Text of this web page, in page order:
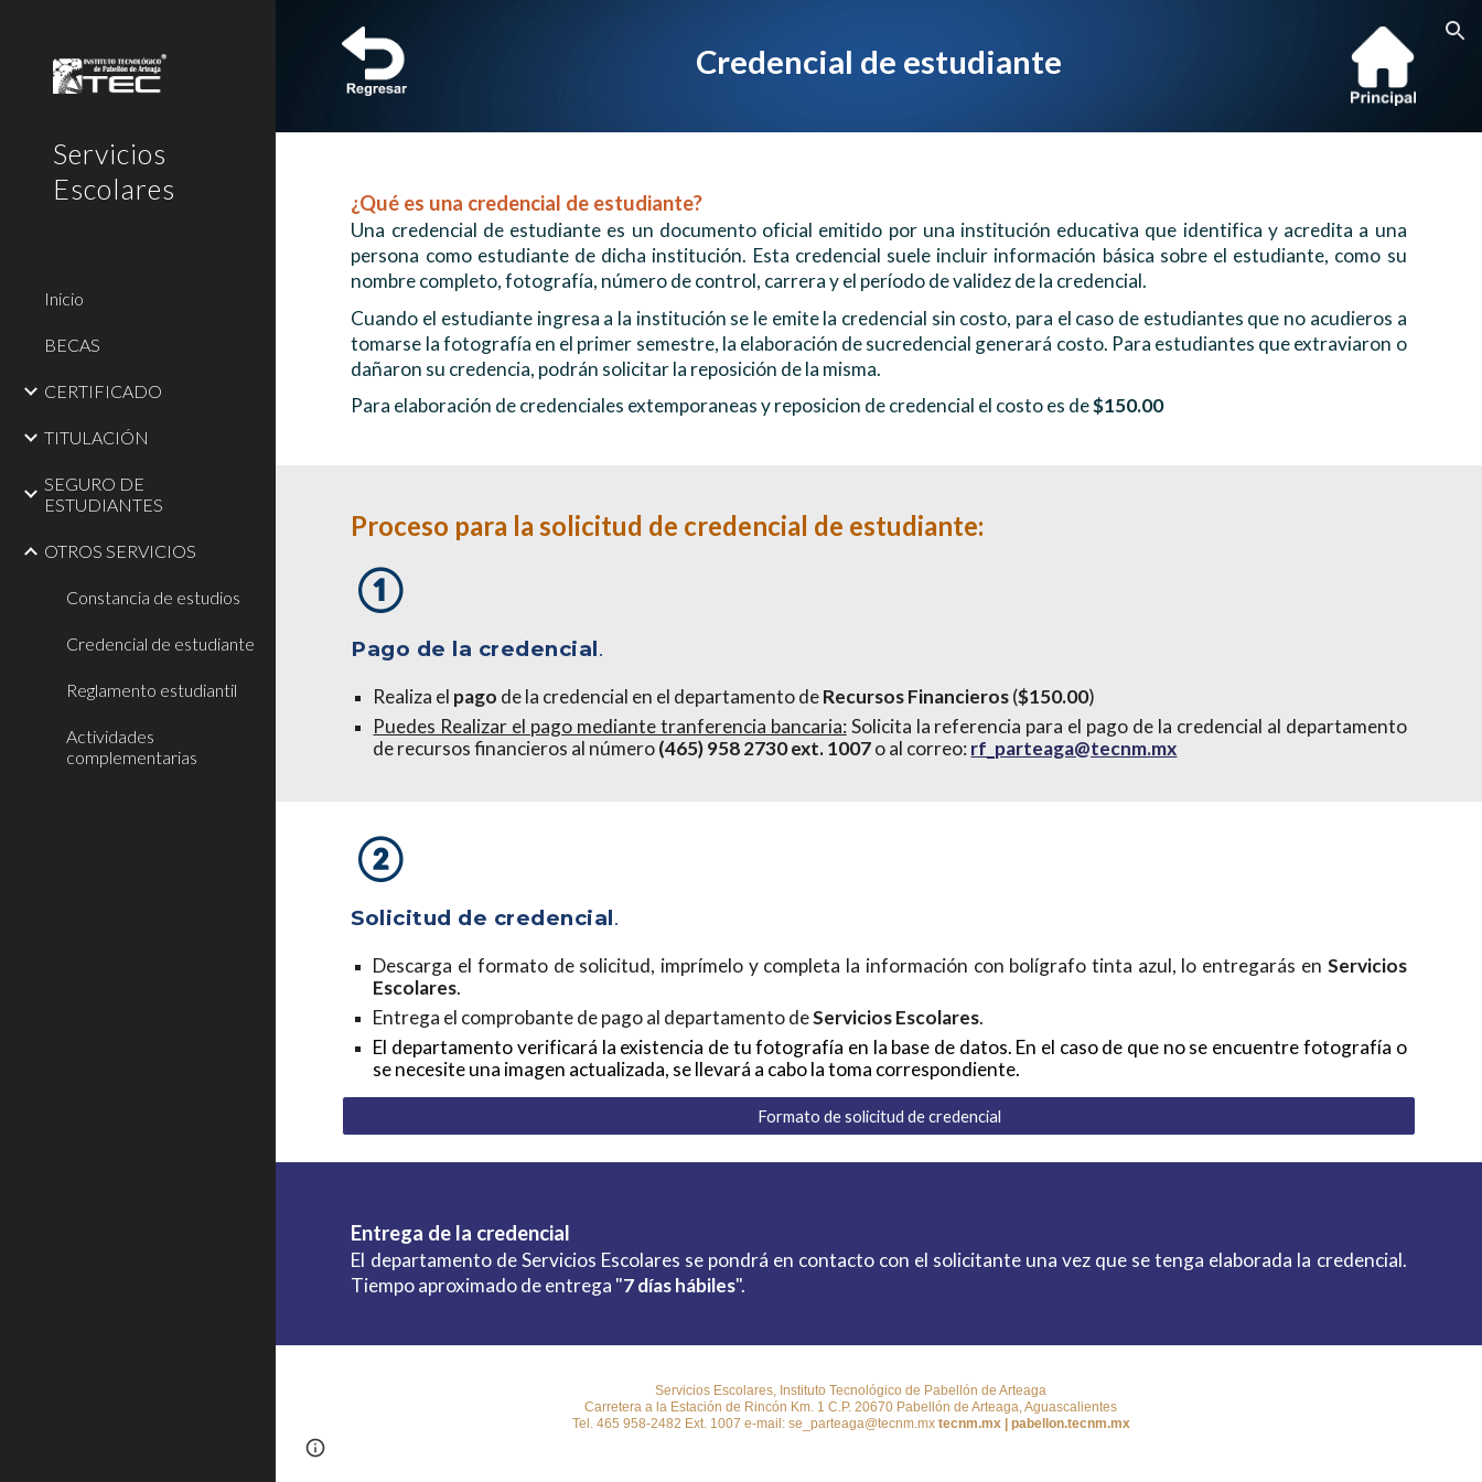
Servicios
Escolares
Inicio
BECAS
CERTIFICADO
TITULACIÓN
SEGURO DE
ESTUDIANTES
OTROS SERVICIOS
Constancia de estudios
Credencial de estudiante
Reglamento estudiantil
Actividades
complementarias
Credencial de estudiante
¿Qué es una credencial de estudiante?
Una credencial de estudiante es un documento oficial emitido por una institución educativa que identifica y acredita a una
persona como estudiante de dicha institución. Esta credencial suele incluir información básica sobre el estudiante, como su
nombre completo, fotografía, número de control, carrera y el período de validez de la credencial.
Cuando el estudiante ingresa a la institución se le emite la credencial sin costo, para el caso de estudiantes que no acudieros a
tomarse la fotografía en el primer semestre, la elaboración de sucredencial generará costo. Para estudiantes que extraviaron o
dañaron su credencia, podrán solicitar la reposición de la misma.
Para elaboración de credenciales extemporaneas y reposicion de credencial el costo es de$150.00
Proceso para la solicitud de credencial de estudiante:
①
Pago de la credencial.
Realiza el pago de la credencial en el departamento deRecursos Financieros($150.00)
Puedes Realizar el pago mediante tranferencia bancaria:Solicita la referencia para el pago de la credencial al departamento
de recursos financieros al número(465) 958 2730 ext. 1007o al correo:rf_parteaga@tecnm.mx
②
Solicitud de credencial.
Descarga el formato de solicitud, imprímelo y completa la información con bolígrafo tinta azul, lo entregarás en Servicios
Escolares.
Entrega el comprobante de pago al departamento deServicios Escolares.
El departamento verificará la existencia de tu fotografía en la base de datos. En el caso de que no se encuentre fotografía o
se necesite una imagen actualizada, se llevará a cabo la toma correspondiente.
Formato de solicitud de credencial
Entrega de la credencial
El departamento de Servicios Escolares se pondrá en contacto con el solicitante una vez que se tenga elaborada la credencial.
Tiempo aproximado de entrega "7 días hábiles".
Servicios Escolares, Instituto Tecnológico de Pabellón de Arteaga
Carretera a la Estación de Rincón Km. 1 C.P. 20670 Pabellón de Arteaga, Aguascalientes
Tel. 465 958-2482 Ext. 1007 e-mail: se_parteaga@tecnm.mx tecnm.mx | pabellon.tecnm.mx